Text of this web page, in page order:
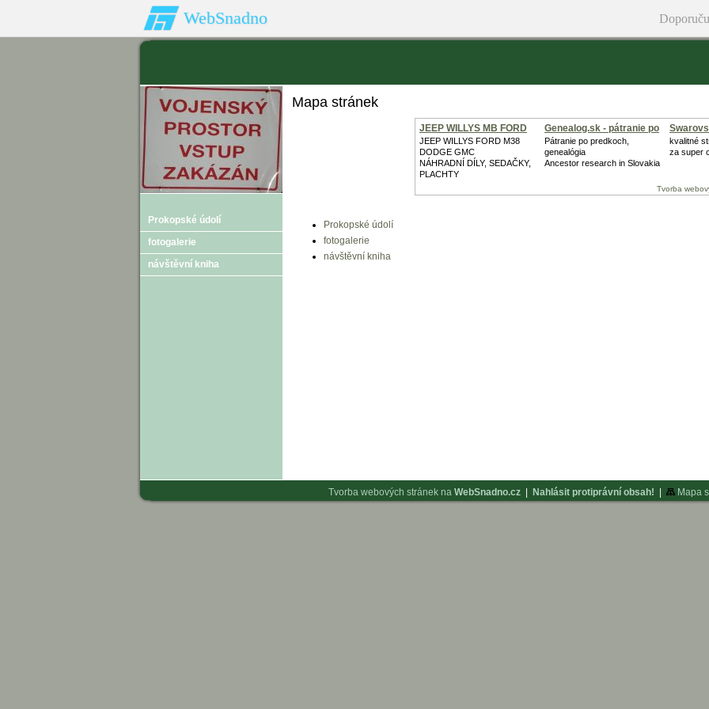
WebSnadno
Prokopské údolí
fotogalerie
návštěvní kniha
Mapa stránek
JEEP WILLYS MB FORD
GPW
JEEP WILLYS FORD M38
DODGE GMC
NÁHRADNÍ DÍLY, SEDAČKY,
PLACHTY
Genealog.sk - pátranie po
Pátranie po predkoch,
genealógia
Ancestor research in Slovakia
kvalitné
za super
Tvorba
Prokopské údolí
fotogalerie
návštěvní kniha
Tvorba webových stránek na WebSnadno.cz| Nahlásit protiprávní obsah! Mapa